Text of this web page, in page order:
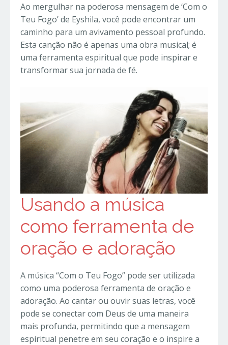
Ao mergulhar na poderosa mensagem de ‘Com o
Teu Fogo’ de Eyshila, você pode encontrar um
caminho para um avivamento pessoal profundo.
Esta canção não é apenas uma obra musical; é
uma ferramenta espiritual que pode inspirar e
transformar sua jornada de fé.
Usando a música
como ferramenta de
oração e adoração
A música “Com o Teu Fogo” pode ser utilizada
como uma poderosa ferramenta de oração e
adoração. Ao cantar ou ouvir suas letras, você
pode se conectar com Deus de uma maneira
mais profunda, permitindo que a mensagem
espiritual penetre em seu coração e o inspire a